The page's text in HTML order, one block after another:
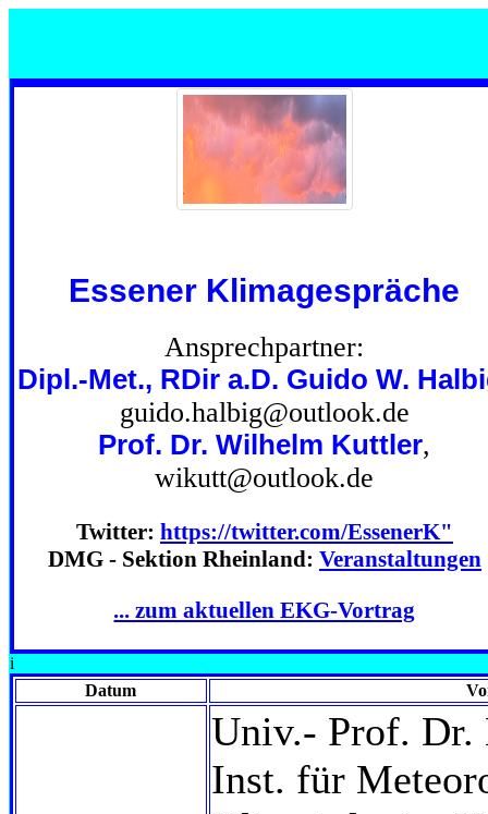
Essener Klimagespräche
Ansprechpartner:
Dipl.-Met., RDir a.D. Guido W.
guido.halbig@outlook.de
Prof. Dr. Wilhelm Kuttler,
wikutt@outlook.de
Twitter: https://twitter.com/EssenerK"
DMG - Sektion Rheinland: Veranstaltungen
... zum aktuellen EKG-Vortrag
i
Datum
Univ.- Prof. Dr.
Inst. für